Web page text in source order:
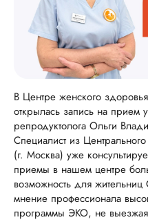
В Центре женского
открылась запись на прием
репродуктолога Ольги
Специалист из
(г. Москва) уже
приемы в нашем центре
возможность для жительниц
мнение профессионала
программы ЭКО, не